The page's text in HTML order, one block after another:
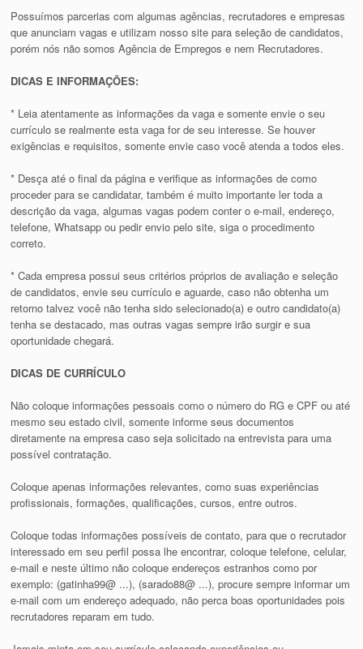
Possuímos parcerias com algumas agências, recrutadores e empresas
que anunciam vagas e utilizam nosso site para seleção de candidatos,
porém nós não somos Agência de Empregos e nem Recrutadores.
DICAS E INFORMAÇÕES:
* Leia atentamente as informações da vaga e somente envie o seu
currículo se realmente esta vaga for de seu interesse. Se houver
exigências e requisitos, somente envie caso você atenda a todos eles.
* Desça até o final da página e verifique as informações de como
proceder para se candidatar, também é muito importante ler toda a
descrição da vaga, algumas vagas podem conter o e-mail, endereço,
telefone, Whatsapp ou pedir envio pelo site, siga o procedimento
correto.
* Cada empresa possui seus critérios próprios de avaliação e seleção
de candidatos, envie seu currículo e aguarde, caso não obtenha um
retorno talvez você não tenha sido selecionado(a) e outro candidato(a)
tenha se destacado, mas outras vagas sempre irão surgir e sua
oportunidade chegará.
DICAS DE CURRÍCULO
Não coloque informações pessoais como o número do RG e CPF ou até
mesmo seu estado civil, somente informe seus documentos
diretamente na empresa caso seja solicitado na entrevista para uma
possível contratação.
Coloque apenas informações relevantes, como suas experiências
profissionais, formações, qualificações, cursos, entre outros.
Coloque todas informações possíveis de contato, para que o recrutador
interessado em seu perfil possa lhe encontrar, coloque telefone, celular,
e-mail e neste último não coloque endereços estranhos como por
exemplo: (gatinha99@ ...), (sarado88@ ...), procure sempre informar um
e-mail com um endereço adequado, não perca boas oportunidades pois
recrutadores reparam em tudo.